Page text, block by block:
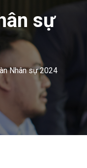
sự
Nhân sự 2024